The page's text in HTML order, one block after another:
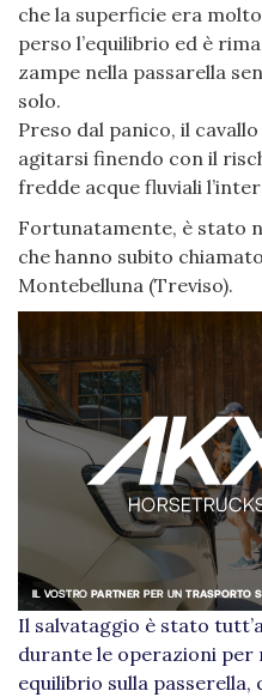
che la superficie era
perso l’equilibrio ed è
zampe nella passarella
solo.
Preso dal panico, il
agitarsi finendo con il
fredde acque fluviali
Fortunatamente, è stato
che hanno subito
Montebelluna (Treviso).
Il salvataggio è stato
durante le operazioni per
equilibrio sulla